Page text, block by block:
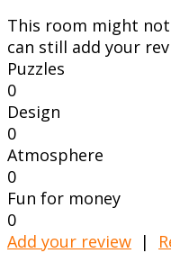
This room might not
can still add your
Puzzles
0
Design
0
Atmosphere
0
Fun for money
0
Add your review |